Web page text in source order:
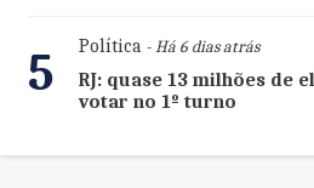
5 Política- Há 6 dias atrás
RJ: quase 13 milhões de
votar no 1º turno